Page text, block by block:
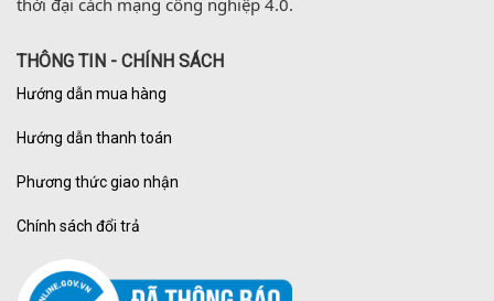
thời đại cách mạng công nghiệp 4.0.
THÔNG TIN - CHÍNH SÁCH
Hướng dẫn mua hàng
Hướng dẫn thanh toán
Phương thức giao nhận
Chính sách đổi trả